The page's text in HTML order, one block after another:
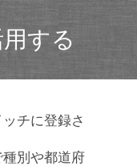
する
チに登録さ
別や都道府